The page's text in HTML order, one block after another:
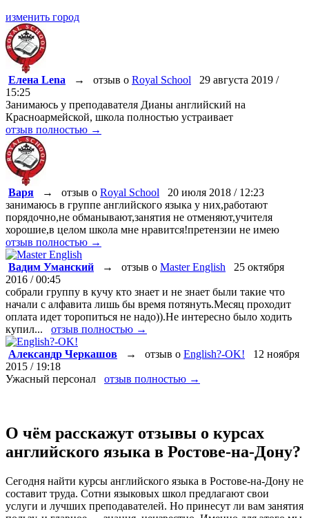
изменить город
Елена Lena → отзыв о Royal School 29 августа 2019 /
15:25
Занимаюсь у преподавателя Дианы английский на
Красноармейской, школа полностью устраивает
отзыв полностью →
Варя → отзыв о Royal School 20 июля 2018 / 12:23
занимаюсь в группе английского языка у них,работают
порядочно,не обманывают,занятия не отменяют,учителя
хорошие,в целом школа мне нравится!претензии не имею
отзыв полностью →
Вадим Уманский → отзыв о Master English 25 октября
2016 / 00:45
собрали группу в кучу кто знает и не знает были такие что
начали с алфавита лишь бы время потянуть.Месяц проходит
оплата идет торопиться не надо)).Не интересно было ходить
купил... отзыв полностью →
Александр Черкашов → отзыв о English?-OK! 12 ноября
2015 / 19:18
Ужасный персонал отзыв полностью →
О чём расскажут отзывы о курсах
английского языка в Ростове-на-Дону?
Сегодня найти курсы английского языка в Ростове-на-Дону не
составит труда. Сотни языковых школ предлагают свои
услуги и лучших преподавателей. Но принесут ли вам занятия